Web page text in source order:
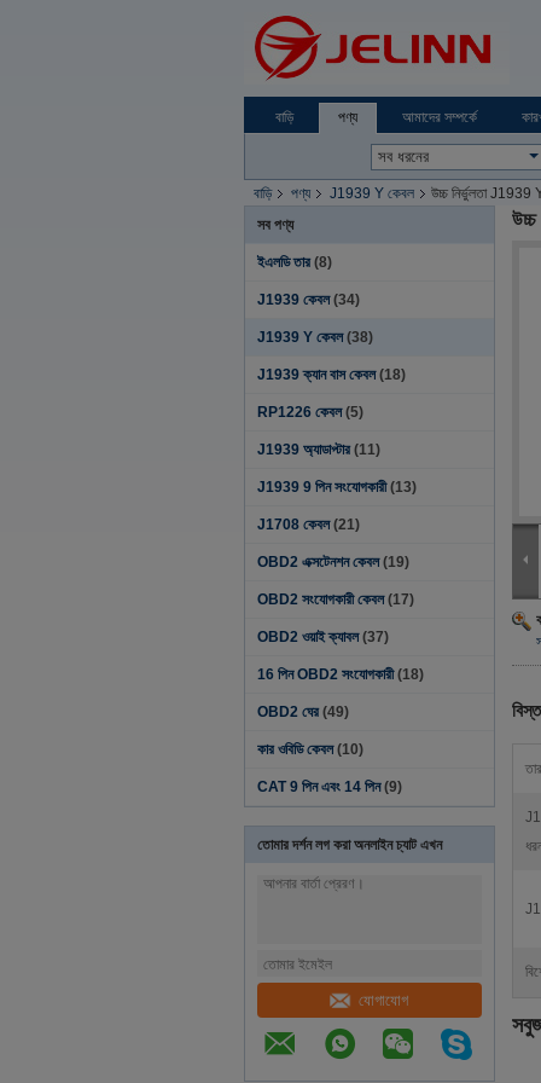
বাড়ি পণ্য আমাদের সম্পর্কে
বাড়ি পণ্য J1939 Y কেবল
উচ্চ নির্ভুলতা J1939
সব পণ্য
ইএলডি তার (8)
J1939 কেবল (34)
J1939 Y কেবল (38)
J1939 ক্যান বাস কেবল (18)
RP1226 কেবল (5)
J1939 অ্যাডাপ্টার (11)
J1939 9 পিন সংযোগকারী (13)
J1708 কেবল (21)
OBD2 এক্সটেনশন কেবল (19)
OBD2 সংযোগকারী কেবল (17)
OBD2 ওয়াই ক্যাবল (37)
16 পিন OBD2 সংযোগকারী (18)
OBD2 ঘের (49)
কার ওবিডি কেবল (10)
CAT 9 পিন এবং 14 পিন (9)
তোমার দর্শন লগ করা অনলাইন চ্যাট এখন
যোগাযোগ
উচ্চ